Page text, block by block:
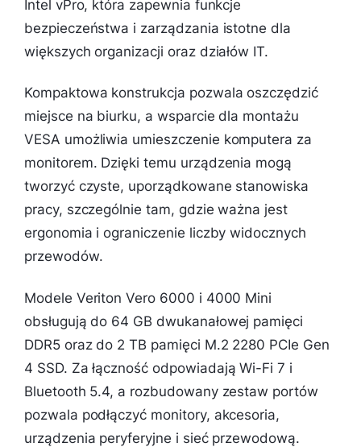
Intel vPro, która zapewnia funkcje
bezpieczeństwa i zarządzania istotne dla
większych organizacji oraz działów IT.
Kompaktowa konstrukcja pozwala oszczędzić
miejsce na biurku, a wsparcie dla montażu
VESA umożliwia umieszczenie komputera za
monitorem. Dzięki temu urządzenia mogą
tworzyć czyste, uporządkowane stanowiska
pracy, szczególnie tam, gdzie ważna jest
ergonomia i ograniczenie liczby widocznych
przewodów.
Modele Veriton Vero 6000 i 4000 Mini
obsługują do 64 GB dwukanałowej pamięci
DDR5 oraz do 2 TB pamięci M.2 2280 PCIe Gen
4 SSD. Za łączność odpowiadają Wi-Fi 7 i
Bluetooth 5.4, a rozbudowany zestaw portów
pozwala podłączyć monitory, akcesoria,
urządzenia peryferyjne i sieć przewodową.